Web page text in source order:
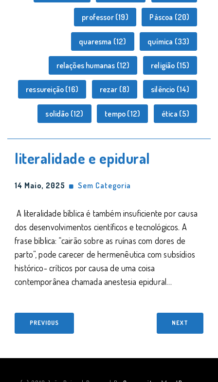
professor(19) Páscoa (20)
quaresma (12) química (33)
relações humanas (12) religião (15)
ressureição (16) rezar (8) silêncio (14)
solidão (12) tempo (12) ética (5)
literalidade e epidural
14 Maio, 2025 Sem Categoria
A literalidade bíblica é também insuficiente por causa
dos desenvolvimentos científicos e tecnológicos. A
frase bíblica: “cairão sobre as ruínas com dores de
parto”, pode carecer de hermenêutica com subsídios
histórico- críticos por causa de uma coisa
contemporânea chamada anestesia epidural…
PREVIOUS NEXT